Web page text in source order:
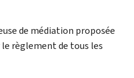
de médiation proposée
le règlement de tous les